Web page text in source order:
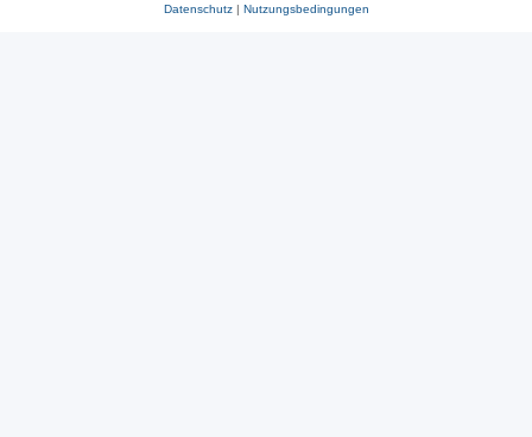
Datenschutz| Nutzungsbedingungen